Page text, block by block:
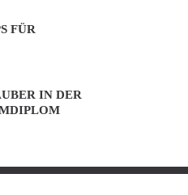
FÜR
IN DER